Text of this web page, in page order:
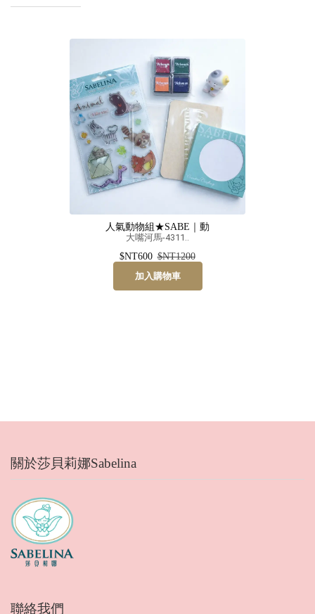
人氣動物組★SABE｜動
大嘴河馬-4311..
$NT600 $NT1200
加入購物車
關於莎貝莉娜Sabelina
聯絡我們